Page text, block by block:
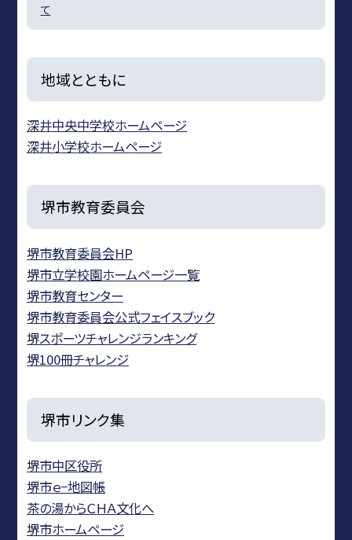
て
地域とともに
深井中央中学校ホームページ
深井小学校ホームページ
堺市教育委員会
堺市教育委員会HP
堺市立学校園ホームページ一覧
堺市教育センター
堺市教育委員会公式フェイスブック
堺スポーツチャレンジランキング
堺100冊チャレンジ
堺市リンク集
堺市中区役所
堺市ｅ−地図帳
茶の湯からＣＨＡ文化へ
堺市ホームページ